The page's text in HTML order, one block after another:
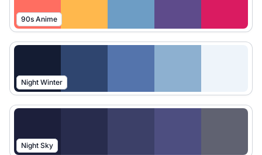
90s Anime
Night Winter
Night Sky